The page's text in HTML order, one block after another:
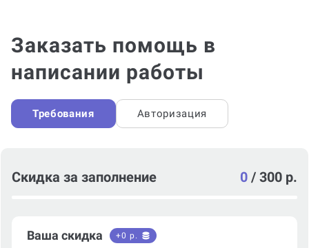
Заказать помощь в
написании работы
Требования Авторизация
Скидка за заполнение 0 / 300 р.
Ваша скидка +0 р.